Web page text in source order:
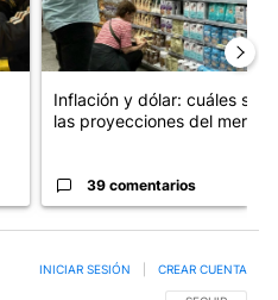
Inflación y dólar: cuáles son
las proyecciones del merc...
39 comentarios
INICIAR SESIÓN CREAR CUENTA